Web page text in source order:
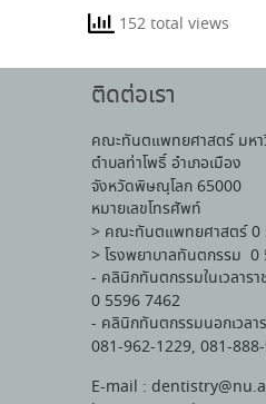
152 total views
ติดต่อเรา
คณะทันตแพทยศาสตร์ มหา
ตำบลท่าโพธิ์ อำเภอเมือง
จังหวัดพิษณุโลก 65000
หมายเลขโทรศัพท์
> คณะทันตแพทยศาสตร์ 0
> โรงพยาบาลทันตกรรม 0
- คลินิกทันตกรรมในเวลารา
0 5596 7462
- คลินิกทันตกรรมนอกเวลา
081-962-1229, 081-
E-mail :